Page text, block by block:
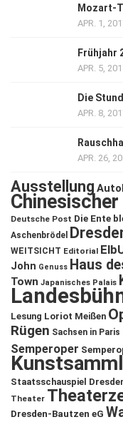
Mozart-
APR. 1,
Frühjahr
APR. 5,
Die
APR. 8,
APR. 26,
Ausstellung
Deutsche Post Die Ente
Aschenbrödel
WEITSICHT Editorial
John Genuss Haus
Town Japanisches Palais
Lesung Loriot Meißen
Rügen Sachsen in Paris
Semperoper
Staatsschauspiel
Theater
Dresden-Bautzen eG